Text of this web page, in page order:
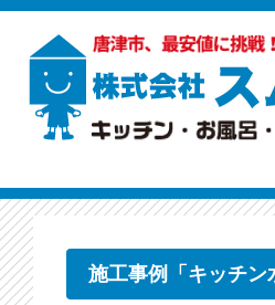
施工事例「キッチン